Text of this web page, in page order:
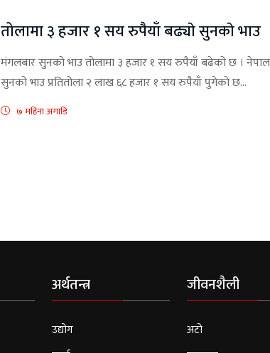
तोलामा ३ हजार १ सय रुपैयाँ बढ्याे सुनकाे भाउ
मंगलबार सुनको भाउ तोलामा ३ हजार १ सय रुपैयाँ बढेको छ ।
सुनको भाउ प्रतितोला २ लाख ६८ हजार १ सय रुपैयाँ पुगेकाे छ...
७ महिना अगाडि
अर्थतन्त्र
उद्योग
जीवनशैली
अटो